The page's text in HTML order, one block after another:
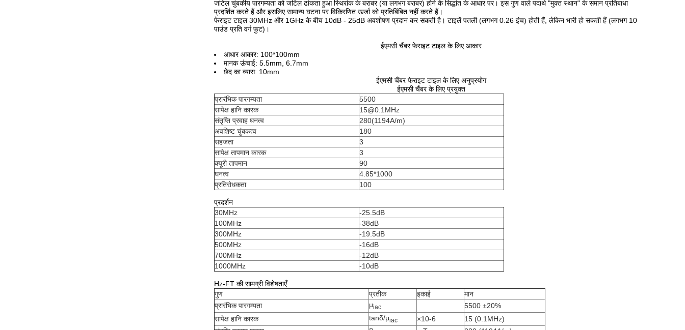
जटिल चुंबकीय पारगम्यता को जटिल ढांकता हुआ स्थिरांक के बराबर (या लगभग बराबर) होने के सिद्धांत के आधार पर। इस गुण वाले पदार्थ "मुक्त स्थान" के समान प्रतिबाधा
प्रदर्शित करते हैं और इसलिए सामान्य घटना पर विकिरणित ऊर्जा को प्रतिबिंबित नहीं करते हैं।
फेराइट टाइल 30MHz और 1GHz के बीच 10dB - 25dB अवशोषण प्रदान कर सकती है। टाइलें पतली (लगभग 0.26 इंच) होती हैं, लेकिन भारी हो सकती हैं (लगभग 10
पाउंड प्रति वर्ग फुट)।
ईएमसी चैंबर फेराइट टाइल के लिए आकार
आधार आकार: 100*100mm
मानक ऊंचाई: 5.5mm, 6.7mm
छेद का व्यास: 10mm
ईएमसी चैंबर फेराइट टाइल के लिए अनुप्रयोग
ईएमसी चैंबर के लिए प्रयुक्त
प्रारंभिक पारगम्यता
5500
सापेक्ष हानि कारक
15@0.1MHz
संतृप्ति प्रवाह घनत्व
280(1194A/m)
अवशिष्ट चुंबकत्व
180
सहजता
3
सापेक्ष तापमान कारक
3
क्यूरी तापमान
90
घनत्व
4.85*1000
प्रतिरोधकता
100
प्रदर्शन
30MHz
-25.5dB
100MHz
-38dB
300MHz
-19.5dB
500MHz
-16dB
700MHz
-12dB
1000MHz
-10dB
Hz-FT की सामग्री विशेषताएँ
गुण
प्रतीक इकाई
मान
प्रारंभिक पारगम्यता
μiac
5500 ±20%
सापेक्ष हानि कारक
tanδ/μiac ×10-6
15 (0.1MHz)